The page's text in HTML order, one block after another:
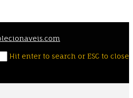
Hit enter to search or ESC to close